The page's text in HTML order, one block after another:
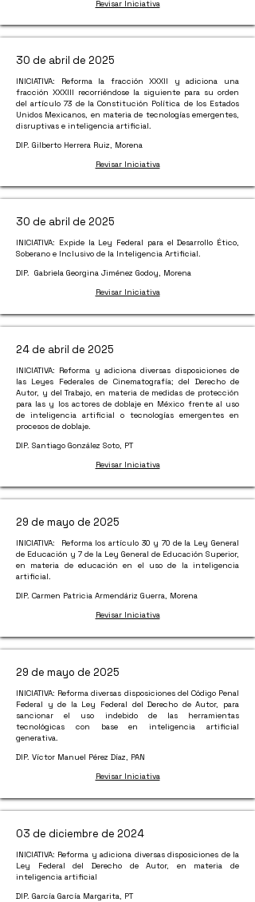
Revisar Iniciativa
30 de abril de 2025
INICIATIVA: Reforma la fracción XXXII y adiciona una
fracción XXXIII recorriéndose la siguiente para su orden
del artículo 73 de la Constitución Política de los Estados
Unidos Mexicanos, en materia de tecnologías emergentes,
disruptivas e inteligencia artificial.
DIP. Gilberto Herrera Ruiz, Morena
Revisar Iniciativa
30 de abril de 2025
INICIATIVA: Expide la Ley Federal para el Desarrollo Ético,
Soberano e Inclusivo de la Inteligencia Artificial.
DIP. Gabriela Georgina Jiménez Godoy, Morena
Revisar Iniciativa
24 de abril de 2025
INICIATIVA: Reforma y adiciona diversas disposiciones de
las Leyes Federales de Cinematografía; del Derecho de
Autor, y del Trabajo, en materia de medidas de protección
para las y los actores de doblaje en México frente al uso
de inteligencia artificial o tecnologías emergentes en
procesos de doblaje.
DIP. Santiago González Soto, PT
Revisar Iniciativa
29 de mayo de 2025
INICIATIVA: Reforma los artículo 30 y 70 de la Ley General
de Educación y 7 de la Ley General de Educación Superior,
en materia de educación en el uso de la inteligencia
artificial.
​DIP. Carmen Patricia Armendáriz Guerra, Morena
Revisar Iniciativa
29 de mayo de 2025
INICIATIVA: Reforma diversas disposiciones del Código Penal
Federal y de la Ley Federal del Derecho de Autor, para
sancionar el uso indebido de las herramientas
tecnológicas con base en inteligencia artificial
generativa.
DIP. Víctor Manuel Pérez Díaz, PAN
Revisar Iniciativa
03 de diciembre de 2024
INICIATIVA: Reforma y adiciona diversas disposiciones de la
Ley Federal del Derecho de Autor, en materia de
inteligencia artificial
DIP. García García Margarita, PT